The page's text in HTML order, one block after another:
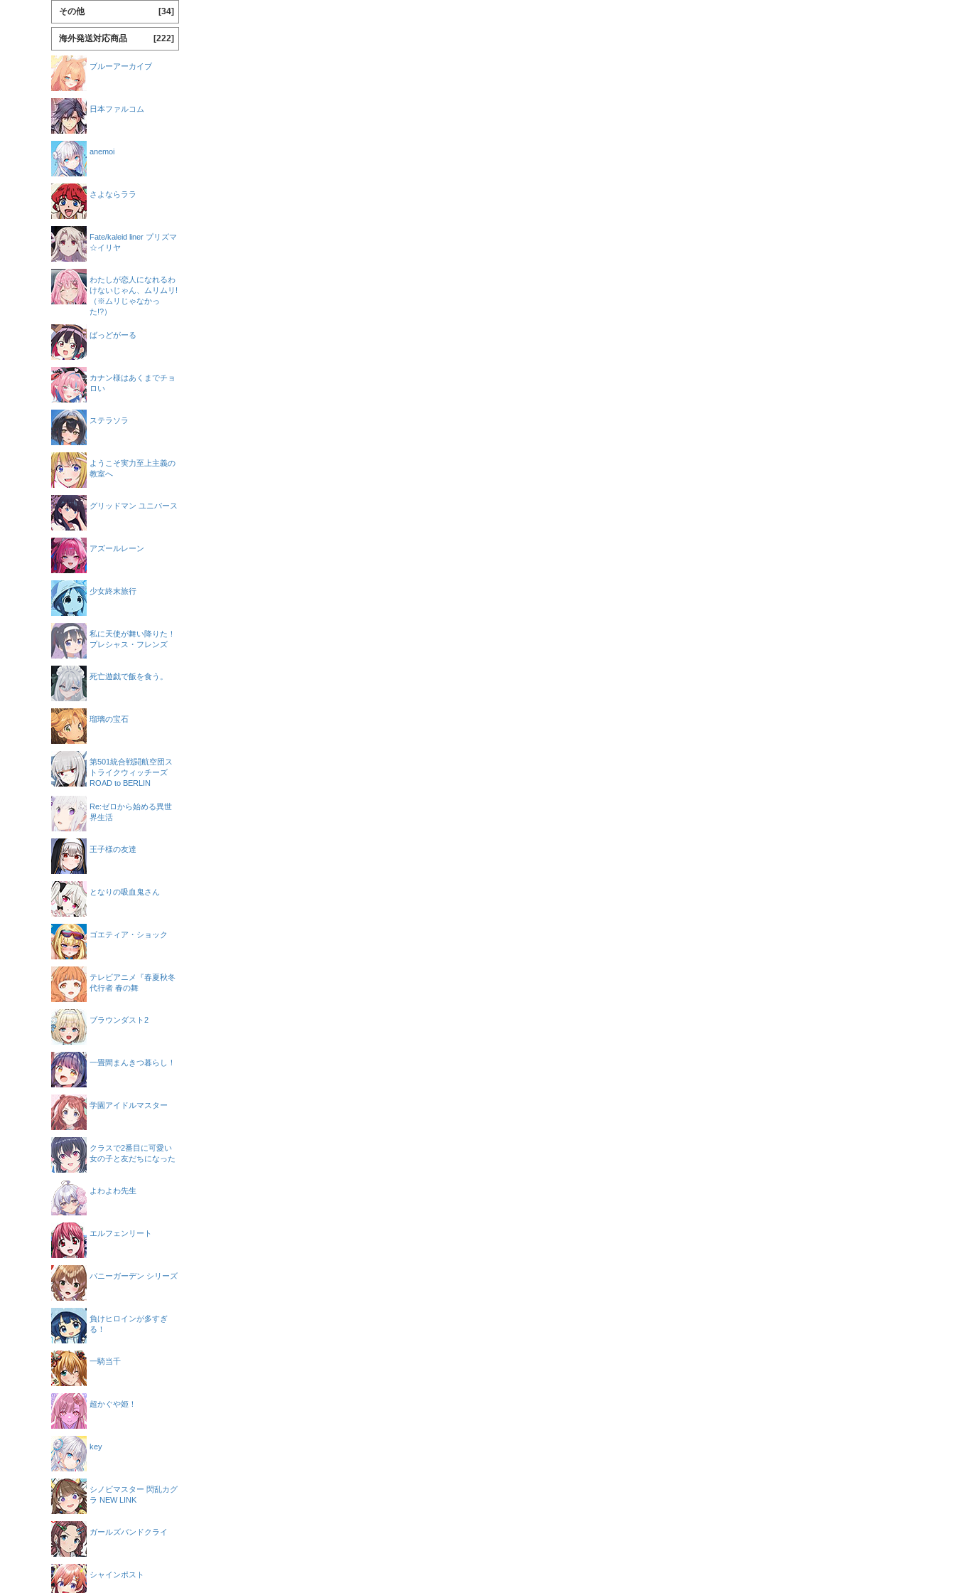
その他 [34]
海外発送対応商品 [222]
ブルーアーカイブ
日本ファルコム
anemoi
さよならララ
Fate/kaleid liner プリズマ
☆イリヤ
わたしが恋人になれるわ
けないじゃん、ムリムリ!
（※ムリじゃなかっ
た!?）
ばっどがーる
カナン様はあくまでチョ
ロい
ステラソラ
ようこそ実力至上主義の
教室へ
グリッドマン ユニバース
アズールレーン
少女終末旅行
私に天使が舞い降りた！
プレシャス・フレンズ
死亡遊戯で飯を食う。
瑠璃の宝石
第501統合戦闘航空団ス
トライクウィッチーズ
ROAD to BERLIN
Re:ゼロから始める異世
界生活
王子様の友達
となりの吸血鬼さん
ゴエティア・ショック
テレビアニメ『春夏秋冬
代行者 春の舞
ブラウンダスト2
一畳間まんきつ暮らし！
学園アイドルマスター
クラスで2番目に可愛い
女の子と友だちになった
よわよわ先生
エルフェンリート
バニーガーデン シリーズ
負けヒロインが多すぎ
る！
一騎当千
超かぐや姫！
key
シノビマスター 閃乱カグ
ラ NEW LINK
ガールズバンドクライ
シャインポスト